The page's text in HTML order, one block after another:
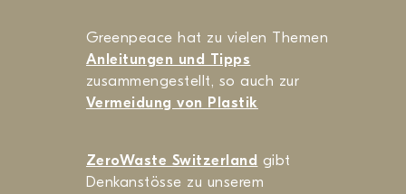
Greenpeace hat zu vielen Themen
Anleitungen und Tipps
zusammengestellt, so auch zur
Vermeidung von Plastik
ZeroWaste Switzerland gibt
Denkanstösse zu unserem